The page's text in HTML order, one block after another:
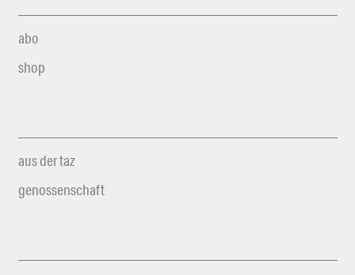
abo
shop
aus der taz
genossenschaft